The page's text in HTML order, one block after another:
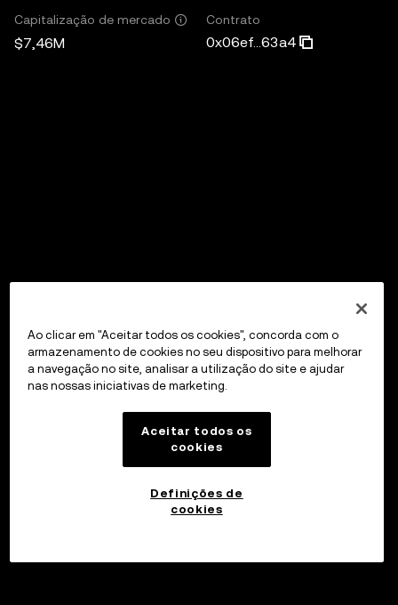
Capitalização de mercado
$7,46M
Contrato
0x06ef...63a4
Ao clicar em "Aceitar todos os cookies", concorda com o
armazenamento de cookies no seu dispositivo para melhorar
a navegação no site, analisar a utilização do site e ajudar
nas nossas iniciativas de marketing.
Aceitar todos os
cookies
Definições de
cookies